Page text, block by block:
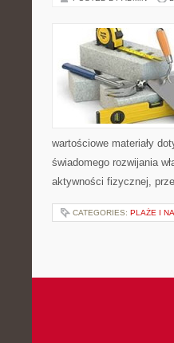
wartościowe materiały
świadomego rozwijania
aktywności fizycznej,
CATEGORIES: PLAŻE I